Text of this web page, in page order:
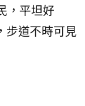
，平坦好
步道不時可見